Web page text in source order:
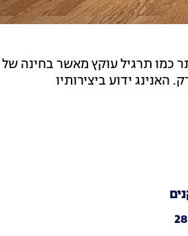
כמו תרגיל עוקץ מאשר בחינה של
האנינג ידוע ביצירותיו